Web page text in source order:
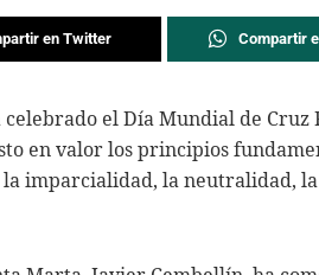
en Twitter Compartir
celebrado el Día Mundial de Cruz
en valor los principios
imparcialidad, la neutralidad,